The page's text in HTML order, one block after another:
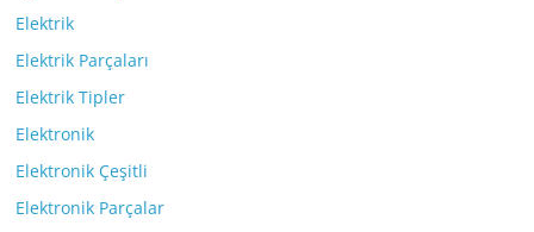
Elektrik
Elektrik Parçaları
Elektrik Tipler
Elektronik
Elektronik Çeşitli
Elektronik Parçalar